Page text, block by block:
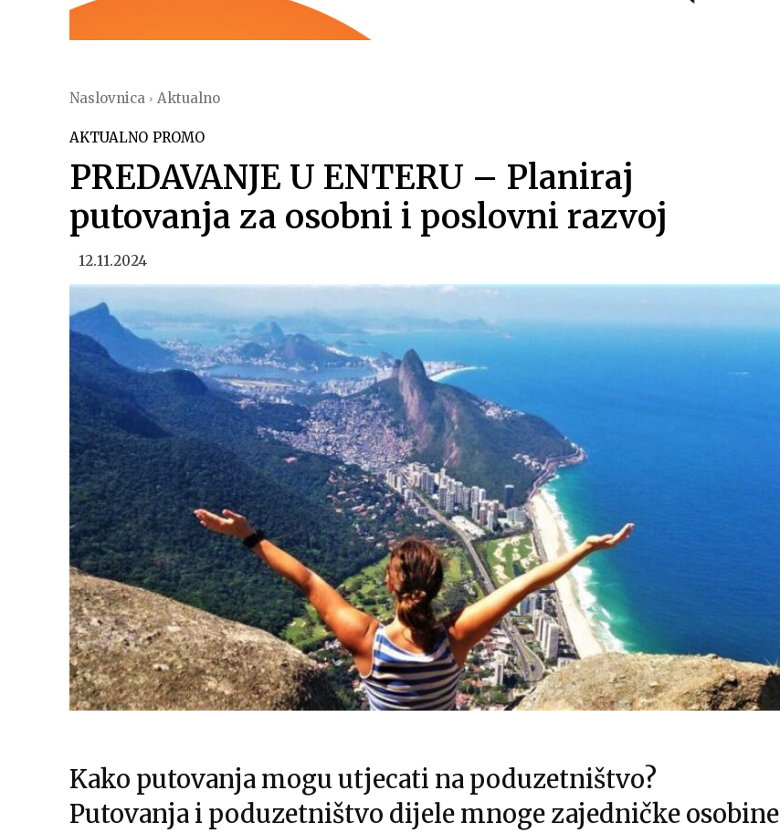
Naslovnica Aktualno
AKTUALNO PROMO
PREDAVANJE U ENTERU – Planiraj
putovanja za osobni i poslovni razvoj
12.11.2024
Kako putovanja mogu utjecati na poduzetništvo?
Putovanja i poduzetništvo dijele mnoge zajedničke osobine